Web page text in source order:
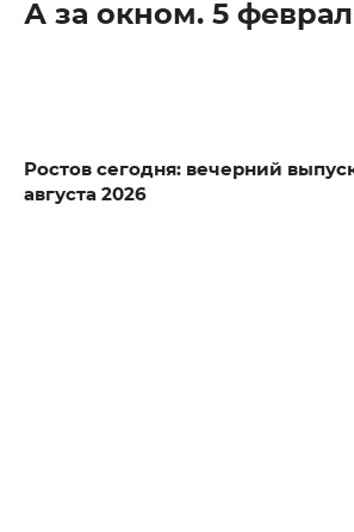
А за окном. 5
Ростов сегодня: вечерний
августа 2026